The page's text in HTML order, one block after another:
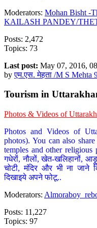
Moderators: Mohan Bisht -
KAILASH PANDEY/
Posts: 2,472
Topics: 73
Last post: May 07, 2016,
byएम.एस. मेहता /M S Mehta
Tourism in
Photos & Videos of
Photos and Videos of
photos). You can also
temples and other religious
गधेरों, नौलों, खेत-खलिहानों,
चोटी, मंदिर और भी ना
दिखाइये अपने फोटू..
Moderators:
Posts: 11,227
Topics: 97